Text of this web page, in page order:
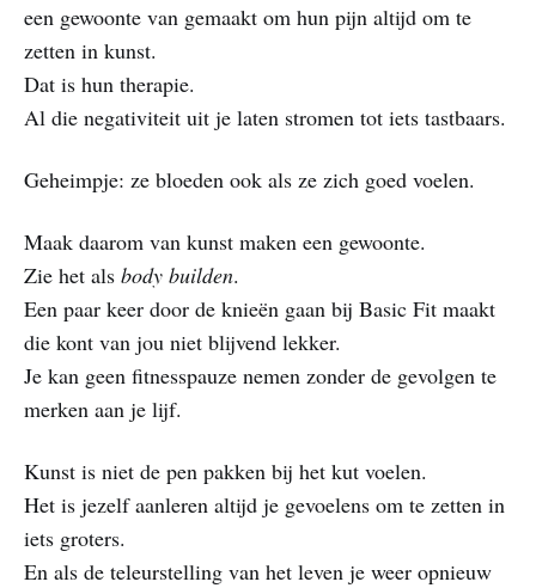
een gewoonte van gemaakt om hun pijn altijd om te
zetten in kunst.
Dat is hun therapie.
Al die negativiteit uit je laten stromen tot iets tastbaars.
Geheimpje: ze bloeden ook als ze zich goed voelen.
Maak daarom van kunst maken een gewoonte.
Zie het als body builden.
Een paar keer door de knieën gaan bij Basic Fit maakt
die kont van jou niet blijvend lekker.
Je kan geen fitnesspauze nemen zonder de gevolgen te
merken aan je lijf.
Kunst is niet de pen pakken bij het kut voelen.
Het is jezelf aanleren altijd je gevoelens om te zetten in
iets groters.
En als de teleurstelling van het leven je weer opnieuw